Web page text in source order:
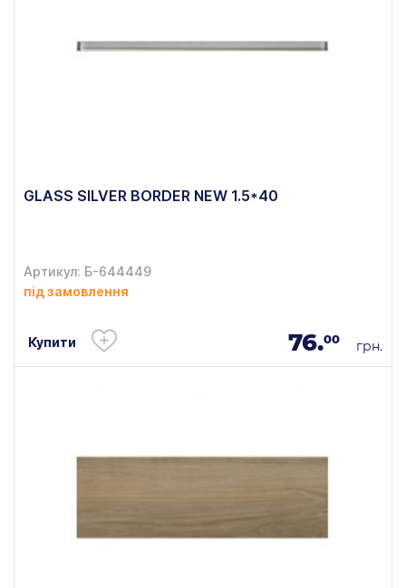
GLASS SILVER BORDER NEW 1.5*40
Артикул: Б-644449
під замовлення
Купити 76.00 грн.